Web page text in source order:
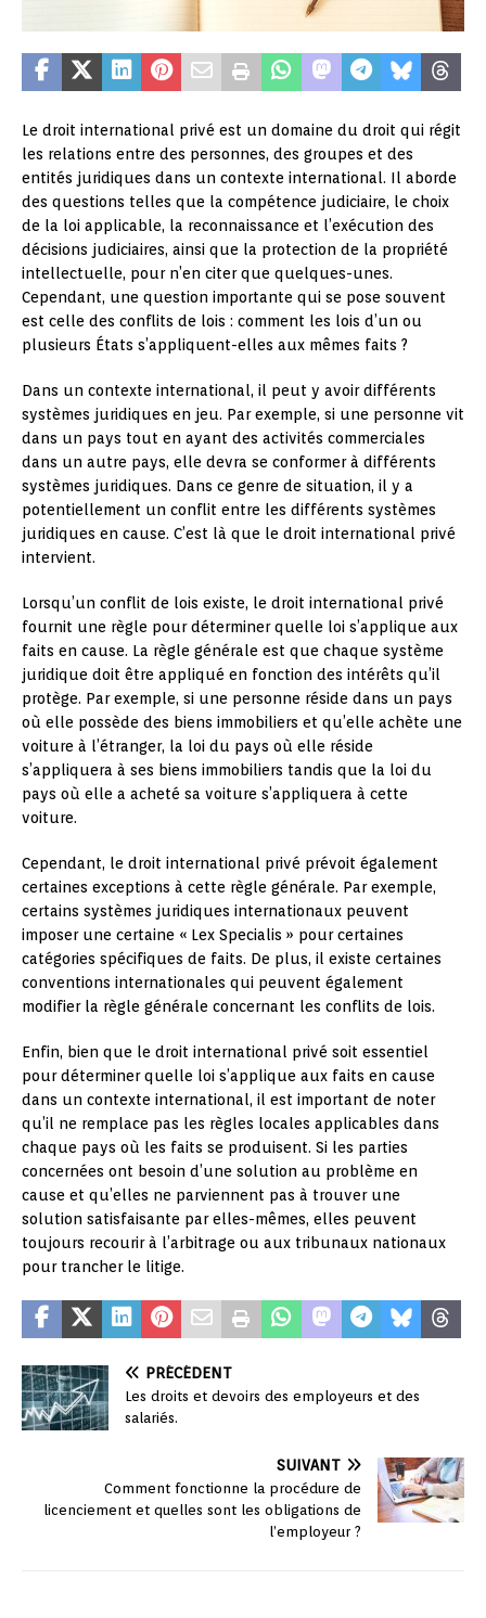
Le droit international privé est un domaine du droit qui régit
les relations entre des personnes, des groupes et des
entités juridiques dans un contexte international. Il aborde
des questions telles que la compétence judiciaire, le choix
de la loi applicable, la reconnaissance et l’exécution des
décisions judiciaires, ainsi que la protection de la propriété
intellectuelle, pour n’en citer que quelques-unes.
Cependant, une question importante qui se pose souvent
est celle des conflits de lois : comment les lois d’un ou
plusieurs États s’appliquent-elles aux mêmes faits ?
Dans un contexte international, il peut y avoir différents
systèmes juridiques en jeu. Par exemple, si une personne vit
dans un pays tout en ayant des activités commerciales
dans un autre pays, elle devra se conformer à différents
systèmes juridiques. Dans ce genre de situation, il y a
potentiellement un conflit entre les différents systèmes
juridiques en cause. C’est là que le droit international privé
intervient.
Lorsqu’un conflit de lois existe, le droit international privé
fournit une règle pour déterminer quelle loi s’applique aux
faits en cause. La règle générale est que chaque système
juridique doit être appliqué en fonction des intérêts qu’il
protège. Par exemple, si une personne réside dans un pays
où elle possède des biens immobiliers et qu’elle achète une
voiture à l’étranger, la loi du pays où elle réside
s’appliquera à ses biens immobiliers tandis que la loi du
pays où elle a acheté sa voiture s’appliquera à cette
voiture.
Cependant, le droit international privé prévoit également
certaines exceptions à cette règle générale. Par exemple,
certains systèmes juridiques internationaux peuvent
imposer une certaine « Lex Specialis » pour certaines
catégories spécifiques de faits. De plus, il existe certaines
conventions internationales qui peuvent également
modifier la règle générale concernant les conflits de lois.
Enfin, bien que le droit international privé soit essentiel
pour déterminer quelle loi s’applique aux faits en cause
dans un contexte international, il est important de noter
qu’il ne remplace pas les règles locales applicables dans
chaque pays où les faits se produisent. Si les parties
concernées ont besoin d’une solution au problème en
cause et qu’elles ne parviennent pas à trouver une
solution satisfaisante par elles-mêmes, elles peuvent
toujours recourir à l’arbitrage ou aux tribunaux nationaux
pour trancher le litige.
PRÉCÉDENT
Les droits et devoirs des employeurs et des
salariés.
SUIVANT
Comment fonctionne la procédure de
licenciement et quelles sont les obligations de
l’employeur ?